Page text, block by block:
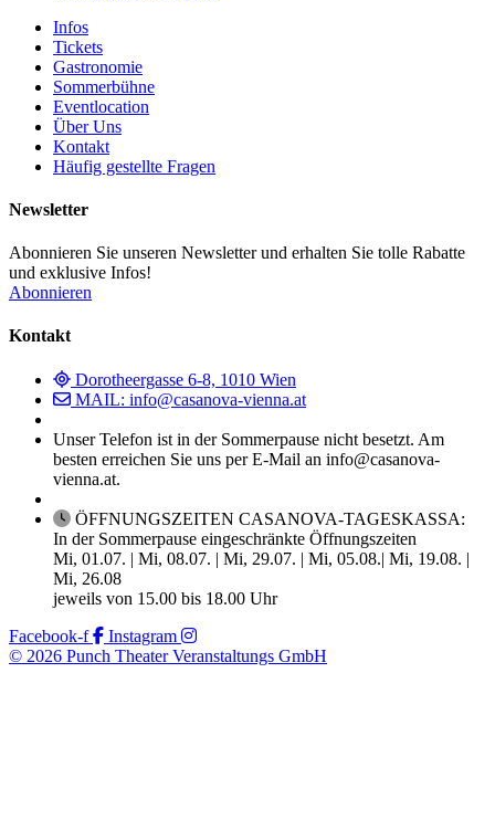
Infos
Tickets
Gastronomie
Sommerbühne
Eventlocation
Über Uns
Kontakt
Häufig gestellte Fragen
Newsletter
Abonnieren Sie unseren Newsletter und erhalten Sie tolle Rabatte
und exklusive Infos!
Abonnieren
Kontakt
Dorotheergasse 6-8, 1010 Wien
MAIL: info@casanova-vienna.at
Unser Telefon ist in der Sommerpause nicht besetzt. Am
besten erreichen Sie uns per E-Mail an info@casanova-
vienna.at.
ÖFFNUNGSZEITEN CASANOVA-TAGESKASSA:
In der Sommerpause eingeschränkte Öffnungszeiten
Mi, 01.07. | Mi, 08.07. | Mi, 29.07. | Mi, 05.08.| Mi, 19.08. |
Mi, 26.08
jeweils von 15.00 bis 18.00 Uhr
Facebook-f
Instagram
© 2026 Punch Theater Veranstaltungs GmbH